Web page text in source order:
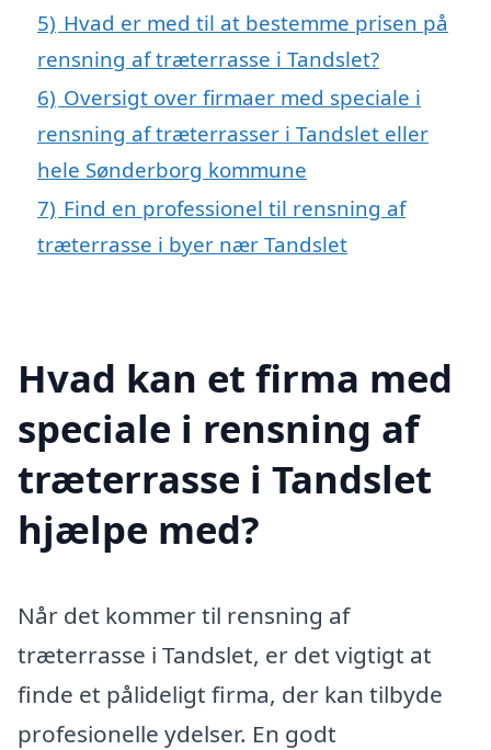
5) Hvad er med til at bestemme prisen på
rensning af træterrasse i Tandslet?
6) Oversigt over firmaer med speciale i
rensning af træterrasser i Tandslet eller
hele Sønderborg kommune
7) Find en professionel til rensning af
træterrasse i byer nær Tandslet
Hvad kan et firma med
speciale i rensning af
træterrasse i Tandslet
hjælpe med?
Når det kommer til rensning af
træterrasse i Tandslet, er det vigtigt at
finde et pålideligt firma, der kan tilbyde
profesionelle ydelser. En godt